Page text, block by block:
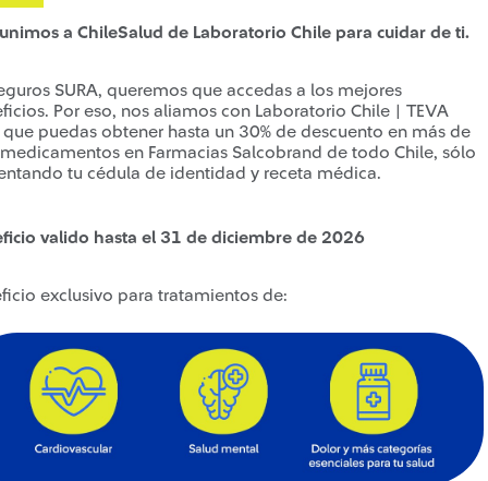
a ChileSalud de Laboratorio Chile para cuidar de ti.
SURA, queremos que accedas a los mejores
Por eso, nos aliamos con Laboratorio Chile | TEVA
que puedas obtener hasta un 30% de descuento en más de
en Farmacias Salcobrand de todo Chile, sólo
tu cédula de identidad y receta médica.
valido hasta el 31 de diciembre de 2026
exclusivo para tratamientos de: